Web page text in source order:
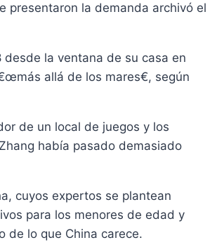
presentaron la demanda archivó el
la ventana de su casa en
allá de los mares€, según
de un local de juegos y los
habí­a pasado demasiado
cuyos expertos se plantean
para los menores de edad y
de lo que China carece.